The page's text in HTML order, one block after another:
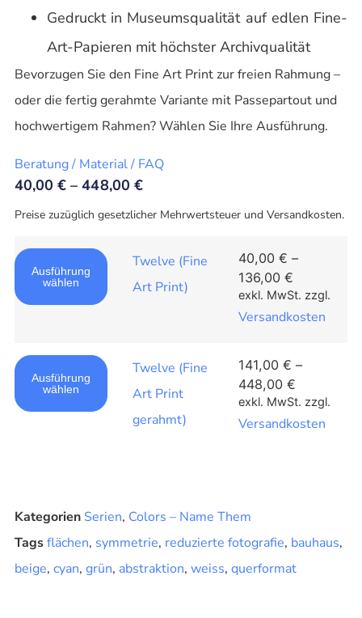
Gedruckt in Museumsqualität auf edlen Fine-
Art-Papieren mit höchster Archivqualität
Bevorzugen Sie den Fine Art Print zur freien Rahmung –
oder die fertig gerahmte Variante mit Passepartout und
hochwertigem Rahmen? Wählen Sie Ihre Ausführung.
Beratung / Material / FAQ
40,00€ –448,00 €
Preise zuzüglich gesetzlicher Mehrwertsteuer und Versandkosten.
Ausführung
wählen
Twelve (Fine
Art Print)
40,00 € –
136,00 €
exkl. MwSt. zzgl.
Versandkosten
Ausführung
wählen
Twelve (Fine
Art Print
gerahmt)
141,00 € –
448,00 €
exkl. MwSt. zzgl.
Versandkosten
Kategorien Serien, Colors – Name Them
Tagsflächen, symmetrie, reduzierte fotografie, bauhaus,
beige, cyan, grün, abstraktion, weiss, querformat